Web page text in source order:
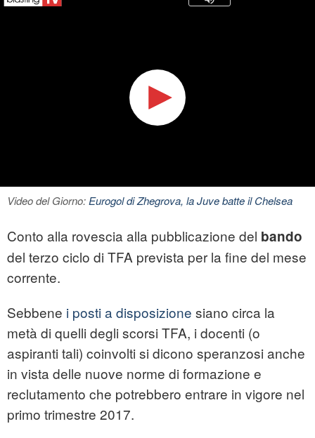
Video del Giorno:Eurogol di Zhegrova, la Juve batte il Chelsea
Conto alla rovescia alla pubblicazione del bando
del terzo ciclo di TFA prevista per la fine del mese
corrente.
Sebbene i posti a disposizione siano circa la
metà di quelli degli scorsi TFA, i docenti (o
aspiranti tali) coinvolti si dicono speranzosi anche
in vista delle nuove norme di formazione e
reclutamento che potrebbero entrare in vigore nel
primo trimestre 2017.